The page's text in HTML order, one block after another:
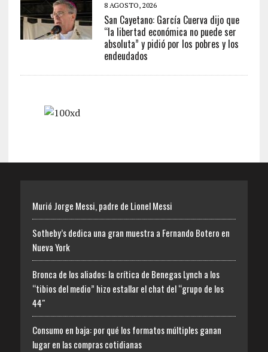
8 AGOSTO, 2026
San Cayetano: García Cuerva dijo que
“la libertad económica no puede ser
absoluta” y pidió por los pobres y los
endeudados
Murió Jorge Messi, padre de Lionel Messi
Sotheby’s dedica una gran muestra a Fernando Botero en
Nueva York
Bronca de los aliados: la crítica de Benegas Lynch a los
“tibios del medio” hizo estallar el chat del “grupo de los
44″
Consumo en baja: por qué los formatos múltiples ganan
lugar en las compras cotidianas